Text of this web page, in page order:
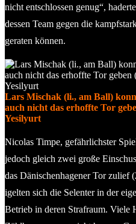
nicht entschlossen genug“,
dessen Team gegen die
geraten können.
Lars Mischak (li., am Ball)
auch nicht das erhoffte Tor
Yesilyurt
Nicolas Timpe, gefährlichster
jedoch gleich zwei große
das Dänischenhagener Tor zulief
igelten sich die Selenter in der
Betrieb in deren Strafraum. Viele